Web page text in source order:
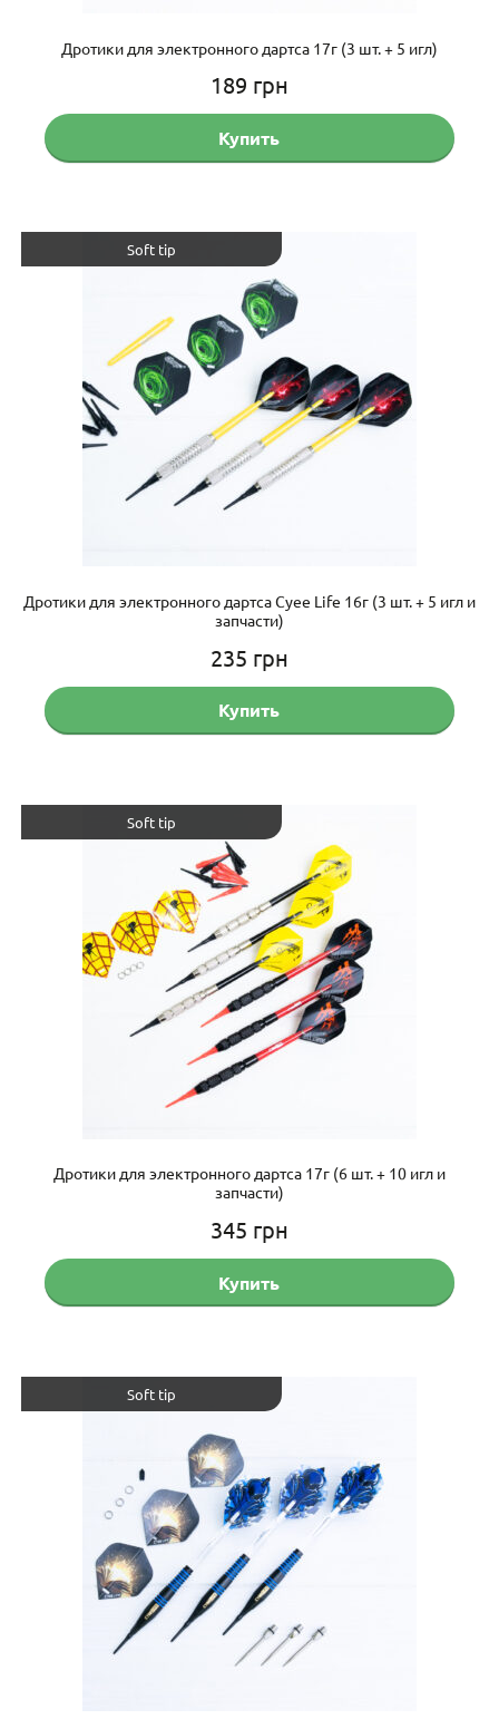
Дротики для электронного дартса 17г (3 шт. + 5 игл)
189 грн
Купить
Дротики для электронного дартса Cyee Life 16г (3 шт. + 5 игл и
запчасти)
235 грн
Soft tip
Купить
Дротики для электронного дартса 17г (6 шт. + 10 игл и
запчасти)
345 грн
Soft tip
Купить
Soft tip